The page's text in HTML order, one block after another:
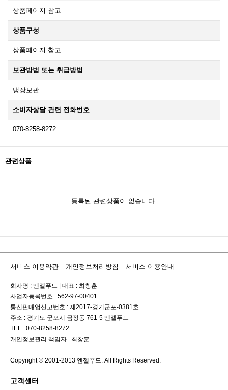
상품페이지 참고
상품구성
상품페이지 참고
보관방법 또는 취급방법
냉장보관
소비자상담 관련 전화번호
070-8258-8272
관련상품
등록된 관련상품이 없습니다.
서비스 이용약관 개인정보처리방침 서비스 이용안내
회사명 : 엔젤푸드 | 대표 : 최창훈
사업자등록번호 : 562-97-00401
통신판매업신고번호 : 제2017-경기군포-0381호
주소 : 경기도 군포시 금정동 761-5 엔젤푸드
TEL : 070-8258-8272
개인정보관리 책임자 : 최창훈
Copyright © 2001-2013 엔젤푸드. All Rights Reserved.
고객센터